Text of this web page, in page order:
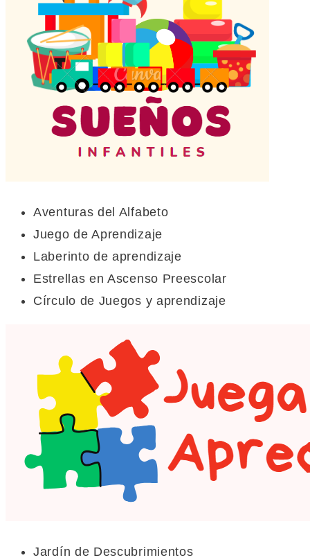
Aventuras del Alfabeto
Juego de Aprendizaje
Laberinto de aprendizaje
Estrellas en Ascenso Preescolar
Círculo de Juegos y aprendizaje
Jardín de Descubrimientos